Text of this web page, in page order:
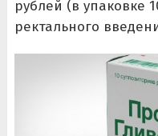
рублей (в упаковке
ректального